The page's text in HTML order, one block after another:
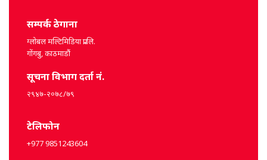
सम्पर्क ठेगाना
ग्लोबल मल्टिमिडिया प्रा.लि.
गोंगबु, काठमाडौं
सूचना विभाग दर्ता नं.
२९४७-२०७८/७९
टेलिफोन
+977 9851243604